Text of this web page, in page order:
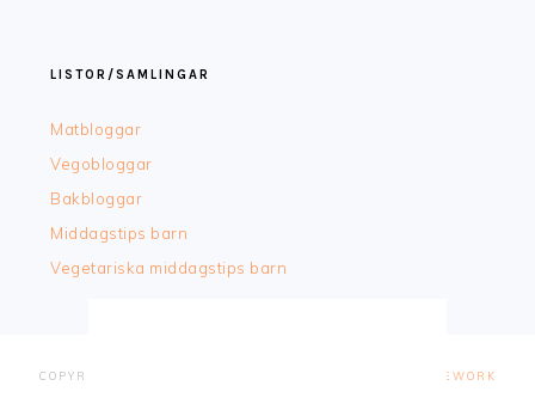
LISTOR/SAMLINGAR
Matbloggar
Vegobloggar
Bakbloggar
Middagstips barn
Vegetariska middagstips barn
COPYRIGHT © 2026 · THE GENESIS FRAMEWORK